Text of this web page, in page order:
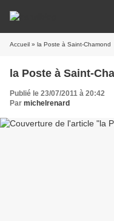
Accueil » la Poste à Saint-Chamond
la Poste à Saint-
Publié le 23/07/2011 à 20:42
Par michelrenard